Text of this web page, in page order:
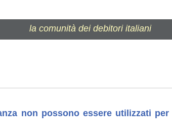
la comunità dei debitori italiani
non possono essere utilizzati